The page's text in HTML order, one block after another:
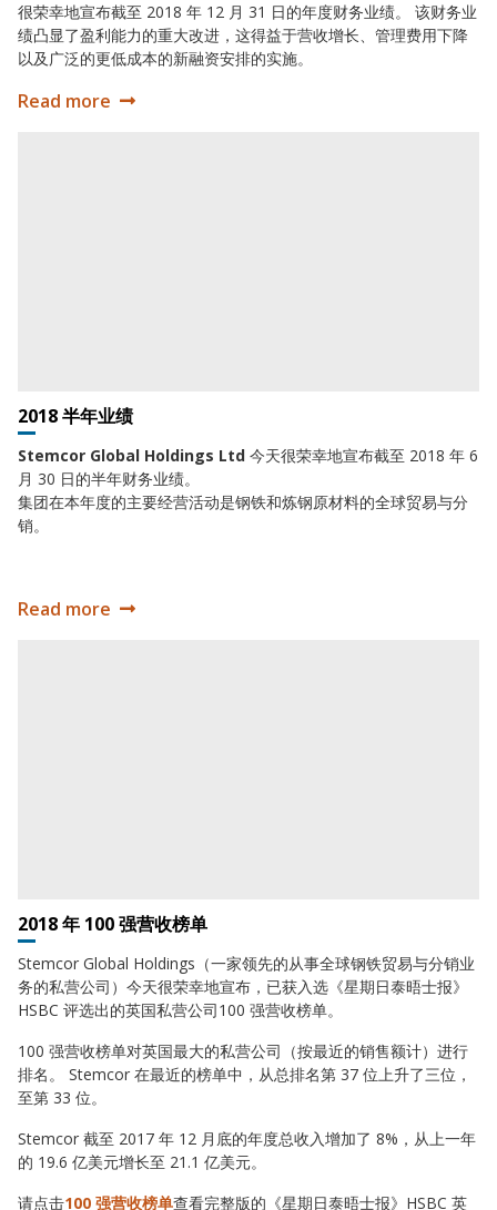
很荣幸地宣布截至 2018 年 12 月 31 日的年度财务业绩。 该财务业
绩凸显了盈利能力的重大改进，这得益于营收增长、管理费用下降
以及广泛的更低成本的新融资安排的实施。
2018 年全年业绩
Read more
2018 半年业绩
Stemcor Global Holdings Ltd 今天很荣幸地宣布截至 2018 年 6
月 30 日的半年财务业绩。
集团在本年度的主要经营活动是钢铁和炼钢原材料的全球贸易与分
销。
2018 半年业绩
Read more
2018 年 100 强营收榜单
Stemcor Global Holdings（一家领先的从事全球钢铁贸易与分销业
务的私营公司）今天很荣幸地宣布，已获入选《星期日泰晤士报》
HSBC 评选出的英国私营公司100 强营收榜单。
100 强营收榜单对英国最大的私营公司（按最近的销售额计）进行
排名。 Stemcor 在最近的榜单中，从总排名第 37 位上升了三位，
至第 33 位。
Stemcor 截至 2017 年 12 月底的年度总收入增加了 8%，从上一年
的 19.6 亿美元增长至 21.1 亿美元。
请点击100 强营收榜单查看完整版的《星期日泰晤士报》HSBC 英